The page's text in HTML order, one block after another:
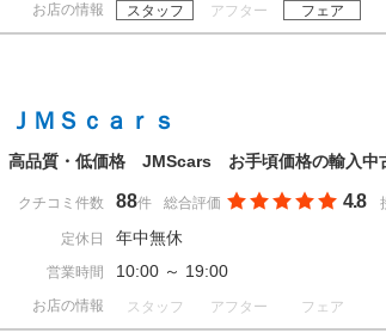
お店の情報 スタッフ アフター フェア
ＪＭＳｃａｒｓ
高品質・低価格 JMScars お手頃価格の輸入中
クチコミ件数 88件 総合評価 4.8
定休日 年中無休
営業時間 10:00 ～ 19:00
お店の情報 スタッフ アフター フェア